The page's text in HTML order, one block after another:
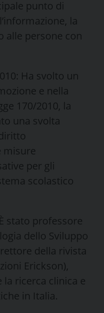
punto di
la
alle persone con
Ha svolto un
e nella
170/2010, la
una svolta
misure
per gli
scolastico
stato professore
dello Sviluppo
della rivista
Erickson),
ricerca clinica e
in Italia.